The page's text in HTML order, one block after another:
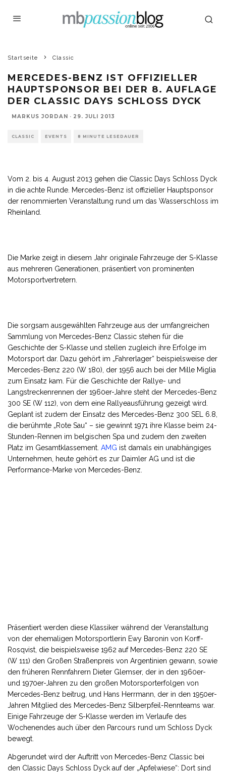
Startseite Classic
MERCEDES-BENZ IST OFFIZIELLER
HAUPTSPONSOR BEI DER 8. AUFLAGE
DER CLASSIC DAYS SCHLOSS DYCK
MARKUS JORDAN · 29. JULI 2013
CLASSIC EVENTS 8 MINUTE LESEDAUER
Vom 2. bis 4. August 2013 gehen die Classic Days Schloss Dyck
in die achte Runde. Mercedes-Benz ist offizieller Hauptsponsor
der renommierten Veranstaltung rund um das Wasserschloss im
Rheinland.
Die Marke zeigt in diesem Jahr originale Fahrzeuge der S-Klasse
aus mehreren Generationen, präsentiert von prominenten
Motorsportvertretern.
Die sorgsam ausgewählten Fahrzeuge aus der umfangreichen
Sammlung von Mercedes-Benz Classic stehen für die
Geschichte der S-Klasse und stellen zugleich ihre Erfolge im
Motorsport dar. Dazu gehört im „Fahrerlager“ beispielsweise der
Mercedes-Benz 220 (W 180), der 1956 auch bei der Mille Miglia
zum Einsatz kam. Für die Geschichte der Rallye- und
Langstreckenrennen der 1960er-Jahre steht der Mercedes-Benz
300 SE (W 112), von dem eine Rallyeausführung gezeigt wird.
Geplant ist zudem der Einsatz des Mercedes-Benz 300 SEL 6.8,
die berühmte „Rote Sau“ – sie gewinnt 1971 ihre Klasse beim 24-
Stunden-Rennen im belgischen Spa und zudem den zweiten
Platz im Gesamtklassement. AMG ist damals ein unabhängiges
Unternehmen, heute gehört es zur Daimler AG und ist die
Performance-Marke von Mercedes-Benz.
Präsentiert werden diese Klassiker während der Veranstaltung
von der ehemaligen Motorsportlerin Ewy Baronin von Korff-
Rosqvist, die beispielsweise 1962 auf Mercedes-Benz 220 SE
(W 111) den Großen Straßenpreis von Argentinien gewann, sowie
den früheren Rennfahrern Dieter Glemser, der in den 1960er-
und 1970er-Jahren zu den großen Motorsporterfolgen von
Mercedes-Benz beitrug, und Hans Herrmann, der in den 1950er-
Jahren Mitglied des Mercedes-Benz Silberpfeil-Rennteams war.
Einige Fahrzeuge der S-Klasse werden im Verlaufe des
Wochenendes auch über den Parcours rund um Schloss Dyck
bewegt.
Abgerundet wird der Auftritt von Mercedes-Benz Classic bei
den Classic Days Schloss Dyck auf der „Apfelwiese“: Dort sind